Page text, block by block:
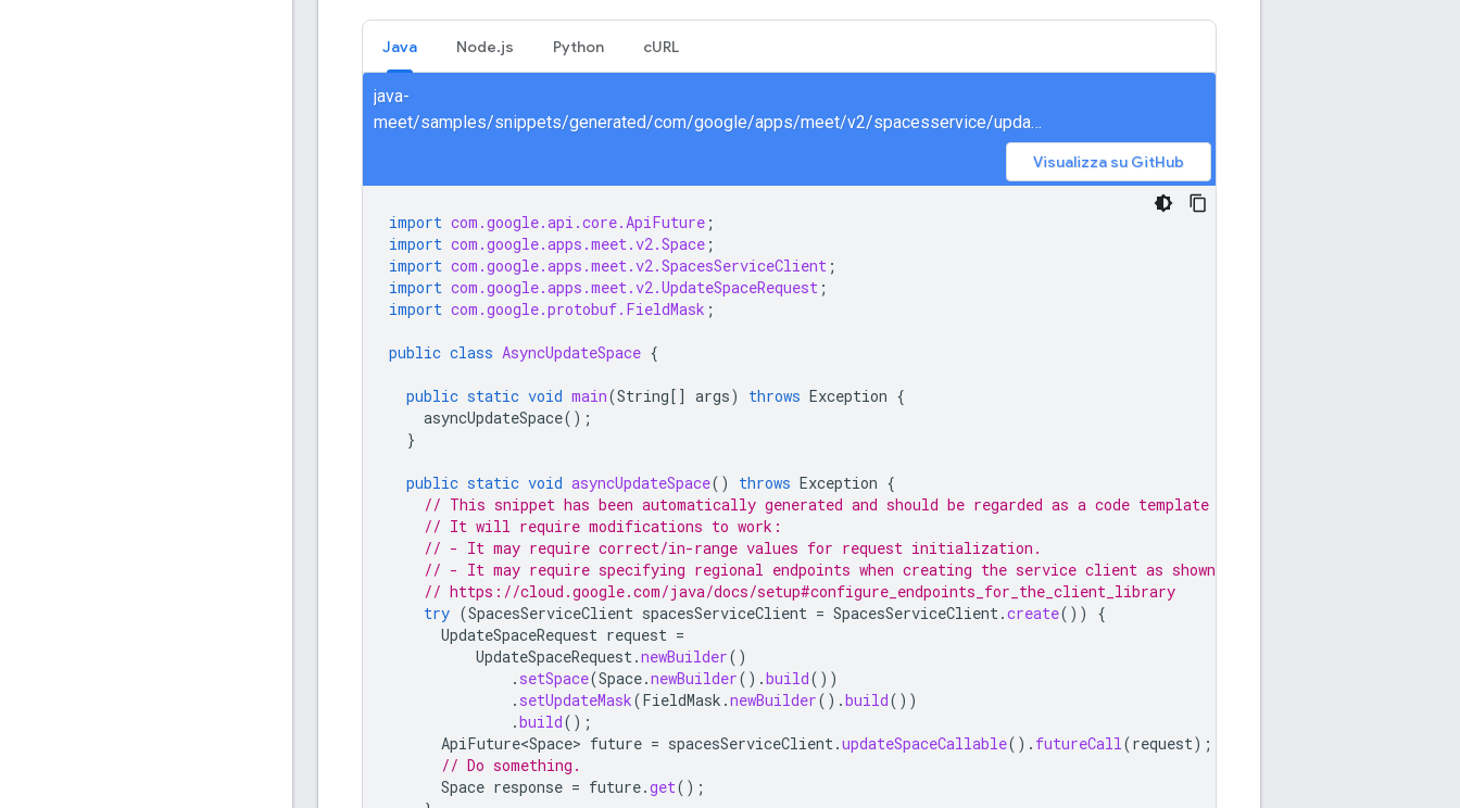
Java Node.js Python cURL
java-
meet/samples/snippets/generated/com/google/apps/meet/v2/spacesservice/updatespace/AsyncUpdateSpace.java
Visualizza su GitHub
import com.google.api.core.ApiFuture ;
import com.google.apps.meet.v2.Space ;
import com.google.apps.meet.v2.SpacesServiceClient ;
import com.google.apps.meet.v2.UpdateSpaceRequest ;
import com.google.protobuf.FieldMask ;
public class AsyncUpdateSpace {
public static void main(String[] args) throws Exception {
asyncUpdateSpace();
}
public static void asyncUpdateSpace() throws Exception {
// This snippet has been automatically generated and should be regarded as a code template only.
// It will require modifications to work:
// - It may require correct/in-range values for request initialization.
// - It may require specifying regional endpoints when creating the service client as shown in
// https://cloud.google.com/java/docs/setup#configure_endpoints_for_the_client_library
try (SpacesServiceClient spacesServiceClient = SpacesServiceClient.create())
{
UpdateSpaceRequest request =
UpdateSpaceRequest.newBuilder()
. setSpace(Space.newBuilder().build())
. setUpdateMask(FieldMask .newBuilder().build())
.build();
ApiFuture<Space> future = spacesServiceClient.updateSpaceCallable(). futureCall(request);
// Do something.
Space response = future.get();